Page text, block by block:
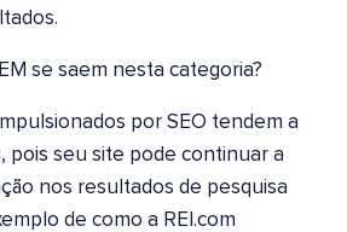
se saem nesta categoria?
por SEO tendem a
pois seu site pode continuar a
nos resultados de pesquisa
de como a REI.com